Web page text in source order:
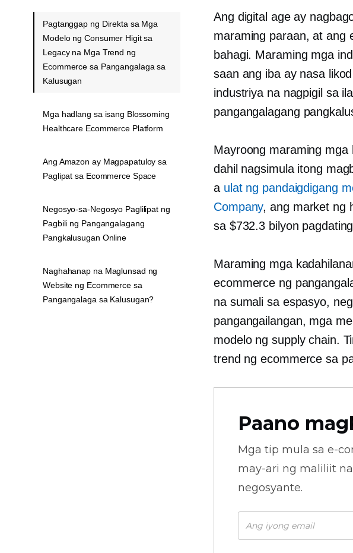
Ang digital age ay
maraming paraan, at ang
bahagi. Maraming mga
saan ang iba ay nasa
industriya na nagpigil sa
pangangalagang
Mayroong maraming
dahil nagsimula itong
a ulat ng pandaigdigang
Company, ang market ng
sa $732.3 bilyon
Maraming mga
ecommerce ng
na sumali sa espasyo,
pangangailangan, mga
modelo ng supply chain.
trend ng ecommerce sa
Paano
Mga tip mula sa e-
may-ari ng maliliit
negosyante.
Pagtanggap ng Direkta sa Mga
Modelo ng Consumer Higit sa
Legacy na Mga Trend ng
Ecommerce sa Pangangalaga sa
Kalusugan
Mga hadlang sa isang Blossoming
Healthcare Ecommerce Platform
Ang Amazon ay Magpapatuloy sa
Paglipat sa Ecommerce Space
Negosyo-sa-Negosyo Paglilipat ng
Pagbili ng Pangangalagang
Pangkalusugan Online
Naghahanap na Maglunsad ng
Website ng Ecommerce sa
Pangangalaga sa Kalusugan?